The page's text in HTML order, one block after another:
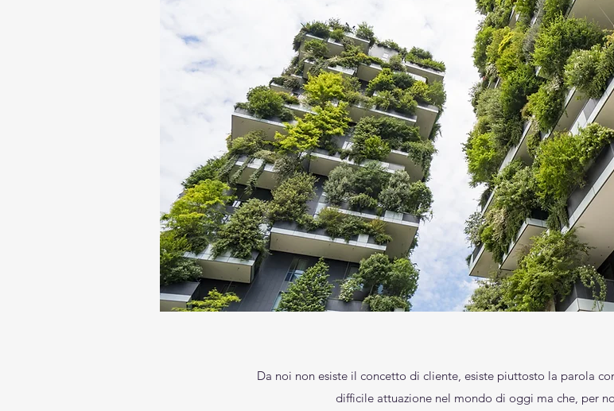
Da noi non esiste il concetto di cliente, esiste piuttosto la parola
difficile attuazione nel mondo di oggi ma che, per